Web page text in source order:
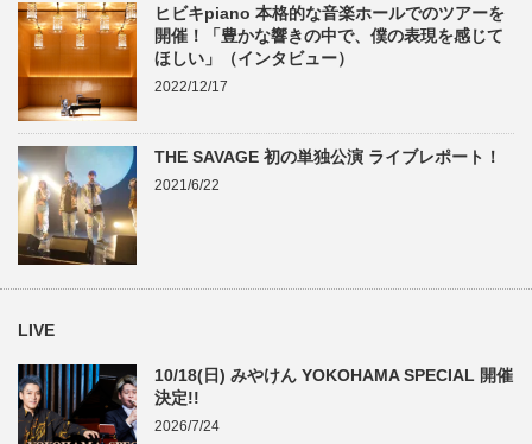
ヒビキpiano 本格的な音楽ホールでのツアーを
開催！「豊かな響きの中で、僕の表現を感じて
ほしい」（インタビュー）
2022/12/17
THE SAVAGE 初の単独公演 ライブレポート！
2021/6/22
LIVE
10/18(日) みやけん YOKOHAMA SPECIAL 開催
決定!!
2026/7/24